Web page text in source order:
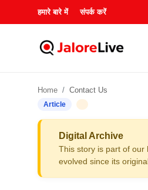
हमारे बारे में संपर्क करें
Home Contact Us
Article
Digital Archive
This story is part of our
evolved since its